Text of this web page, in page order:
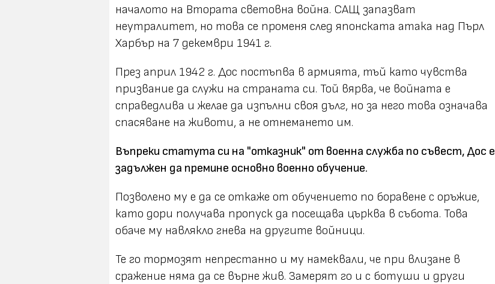
началото на Втората световна война. САЩ запазват
неутралитет, но това се променя след японската атака над Пърл
Харбър на 7 декември 1941 г.
През април 1942 г. Дос постъпва в армията, тъй като чувства
призвание да служи на страната си. Той вярва, че войната е
справедлива и желае да изпълни своя дълг, но за него това означава
спасяване на животи, а не отнемането им.
Въпреки статута си на "отказник" от военна служба по съвест, Дос е
задължен да премине основно военно обучение.
Позволено му е да се откаже от обучението по боравене с оръжие,
като дори получава пропуск да посещава църква в събота. Това
обаче му навлякло гнева на другите войници.
Те го тормозят непрестанно и му намеквали, че при влизане в
сражение няма да се върне жив. Замерят го и с ботуши и други